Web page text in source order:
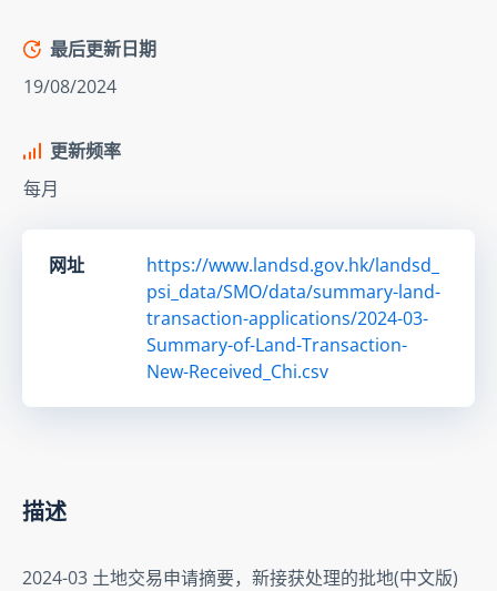
最后更新日期
19/08/2024
更新频率
每月
网址
https://www.landsd.gov.hk/landsd_
psi_data/SMO/data/summary-land-
transaction-applications/2024-03-
Summary-of-Land-Transaction-
New-Received_Chi.csv
描述
2024-03 土地交易申请摘要，新接获处理的批地(中文版)